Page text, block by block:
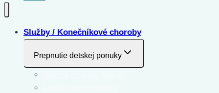
Služby / Konečníkové choroby
Prepnutie detskej ponuky